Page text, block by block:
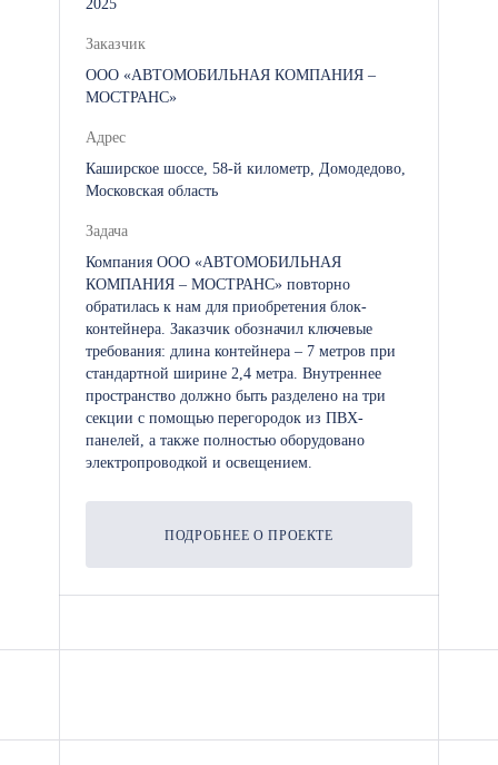
2025
Заказчик
ООО «АВТОМОБИЛЬНАЯ КОМПАНИЯ –
МОСТРАНС»
Адрес
Каширское шоссе, 58-й километр, Домодедово,
Московская область
Задача
Компания ООО «АВТОМОБИЛЬНАЯ
КОМПАНИЯ – МОСТРАНС» повторно
обратилась к нам для приобретения блок-
контейнера. Заказчик обозначил ключевые
требования: длина контейнера – 7 метров при
стандартной ширине 2,4 метра. Внутреннее
пространство должно быть разделено на три
секции с помощью перегородок из ПВХ-
панелей, а также полностью оборудовано
электропроводкой и освещением.
ПОДРОБНЕЕ О ПРОЕКТЕ